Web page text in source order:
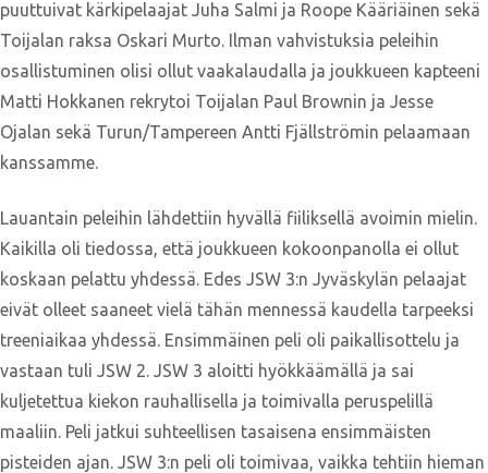
puuttuivat kärkipelaajat Juha Salmi ja Roope Kääriäinen sekä
Toijalan raksa Oskari Murto. Ilman vahvistuksia peleihin
osallistuminen olisi ollut vaakalaudalla ja joukkueen kapteeni
Matti Hokkanen rekrytoi Toijalan Paul Brownin ja Jesse
Ojalan sekä Turun/Tampereen Antti Fjällströmin pelaamaan
kanssamme.
Lauantain peleihin lähdettiin hyvällä fiiliksellä avoimin mielin.
Kaikilla oli tiedossa, että joukkueen kokoonpanolla ei ollut
koskaan pelattu yhdessä. Edes JSW 3:n Jyväskylän pelaajat
eivät olleet saaneet vielä tähän mennessä kaudella tarpeeksi
treeniaikaa yhdessä. Ensimmäinen peli oli paikallisottelu ja
vastaan tuli JSW 2. JSW 3 aloitti hyökkäämällä ja sai
kuljetettua kiekon rauhallisella ja toimivalla peruspelillä
maaliin. Peli jatkui suhteellisen tasaisena ensimmäisten
pisteiden ajan. JSW 3:n peli oli toimivaa, vaikka tehtiin hieman